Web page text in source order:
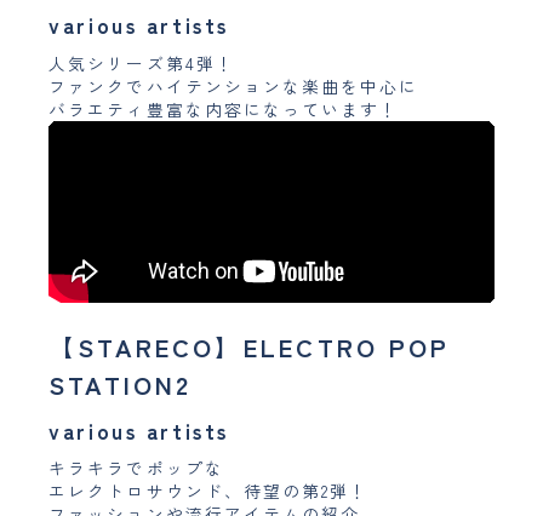
various artists
人気シリーズ第4弾！
ファンクでハイテンションな楽曲を中心に
バラエティ豊富な内容になっています！
【STARECO】ELECTRO POP
STATION2
various artists
キラキラでポップな
エレクトロサウンド、待望の第2弾！